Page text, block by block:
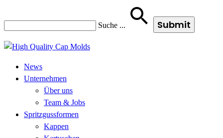
Suche ...
News
Unternehmen
Über uns
Team & Jobs
Spritzgussformen
Kappen